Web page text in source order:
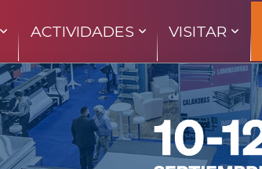
ACTIVIDADES VISITAR